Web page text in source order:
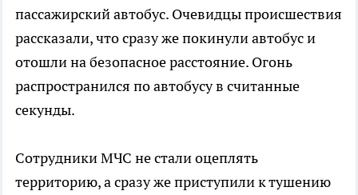
пассажирский автобус. Очевидцы происшествия
рассказали, что сразу же покинули автобус и
отошли на безопасное расстояние. Огонь
распространился по автобусу в считанные
секунды.
Сотрудники МЧС не стали оцеплять
территорию, а сразу же приступили к тушению